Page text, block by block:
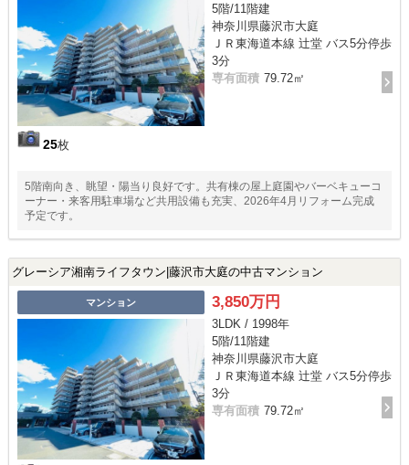
25枚
5階/11階建
神奈川県藤沢市大庭
ＪＲ東海道本線 辻堂 バス5分停歩
3分
専有面積 79.72㎡
5階南向き、眺望・陽当り良好です。共有棟の屋上庭園やバーベキューコ
ーナー・来客用駐車場など共用設備も充実、2026年4月リフォーム完成
予定です。
グレーシア湘南ライフタウン|藤沢市大庭の中古マンション
マンション 3,850万円
3LDK / 1998年
5階/11階建
神奈川県藤沢市大庭
ＪＲ東海道本線 辻堂 バス5分停歩
3分
専有面積 79.72㎡